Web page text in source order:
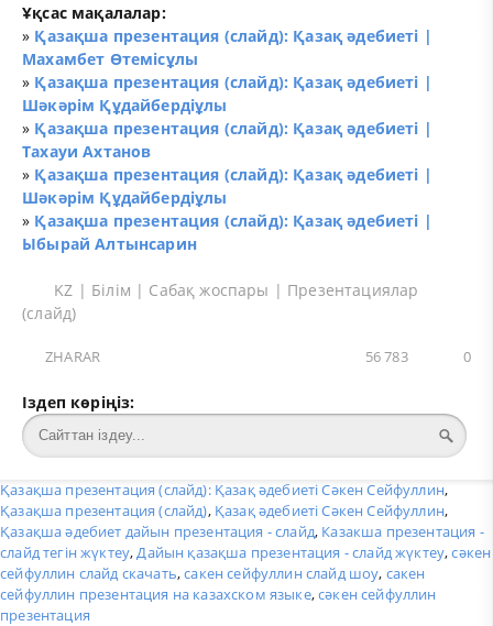
Ұқсас мақалалар:
» Қазақша презентация (слайд): Қазақ әдебиеті |
Махамбет Өтемісұлы
» Қазақша презентация (слайд): Қазақ әдебиеті |
Шәкәрім Құдайбердіұлы
» Қазақша презентация (слайд): Қазақ әдебиеті |
Тахауи Ахтанов
» Қазақша презентация (слайд): Қазақ әдебиеті |
Шәкәрім Құдайбердіұлы
» Қазақша презентация (слайд): Қазақ әдебиеті |
Ыбырай Алтынсарин
KZ | Білім | Сабақ жоспары | Презентациялар
(слайд)
ZHARAR 0
56 783
Іздеп көріңіз:
Қазақша презентация (слайд): Қазақ әдебиеті Сәкен Сейфуллин,
Қазақша презентация (слайд), Қазақ әдебиеті Сәкен Сейфуллин,
Қазақша әдебиет дайын презентация - слайд, Казакша презентация -
слайд тегін жүктеу, Дайын қазақша презентация - слайд жүктеу,сәкен
сейфуллин слайд скачать,сакен сейфуллин слайд шоу, сакен
сейфуллин презентация на казахском языке,сәкен сейфуллин
презентация